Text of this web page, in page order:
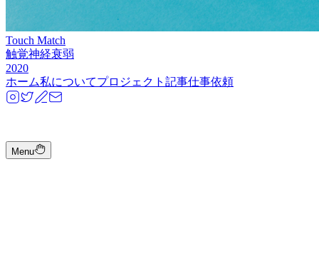
Touch Match
触覚神経衰弱
2020
ホーム私についてプロジェクト 記事仕事依頼
Menu